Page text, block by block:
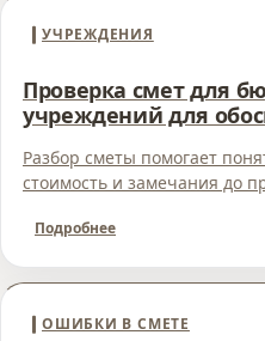
УЧРЕЖДЕНИЯ
Проверка смет для
учреждений для
Разбор сметы помогает
стоимость и замечания до
Подробнее
ОШИБКИ В СМЕТЕ